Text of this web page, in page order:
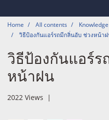
Home All contents
Knowledge
วิธีป้องกันแอร์รถมีกลิ่นอับ ช่วงหน้า
วิธีป้องกันแอร์ร
หน้าฝน
2022 Views |